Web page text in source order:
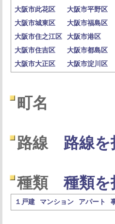
大阪市此花区
大阪市平野区
大阪市城東区
大阪市福島区
大阪市住之江区
大阪市港区
大阪市住吉区
大阪市都島区
大阪市大正区
大阪市淀川区
町名
路線 路線を
種類 種類を
１戸建 マンション アパート